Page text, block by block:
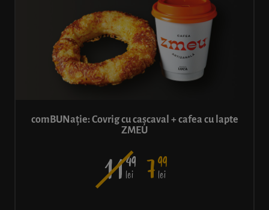
comBUNație: Covrig cu cașcaval + cafea cu lapte
ZMEU
1149
lei 799
lei